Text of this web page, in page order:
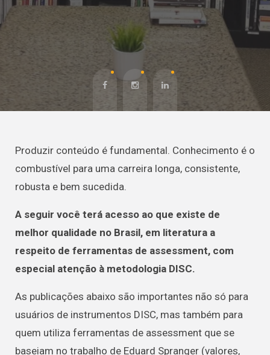
Produzir conteúdo é fundamental. Conhecimento é o
combustível para uma carreira longa, consistente,
robusta e bem sucedida.
A seguir você terá acesso ao que existe de
melhor qualidade no Brasil, em literatura a
respeito de ferramentas de assessment, com
especial atenção à metodologia DISC.
As publicações abaixo são importantes não só para
usuários de instrumentos DISC, mas também para
quem utiliza ferramentas de assessment que se
baseiam no trabalho de Eduard Spranger (valores,